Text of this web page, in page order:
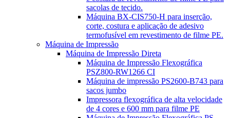
sacolas de tecido.
Máquina BX-CIS750-H para inserção,
corte, costura e aplicação de adesivo
termofusível em revestimento de filme PE.
Máquina de Impressão
Máquina de Impressão Direta
Máquina de Impressão Flexográfica
PSZ800-RW1266 CI
Máquina de impressão PS2600-B743 para
sacos jumbo
Impressora flexográfica de alta velocidade
de 4 cores e 600 mm para filme PE